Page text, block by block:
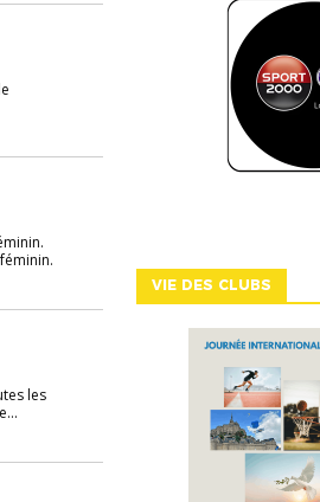
les
VIE DES CLUBS